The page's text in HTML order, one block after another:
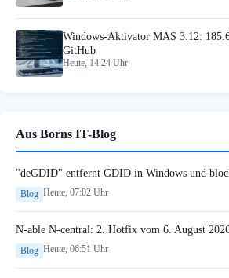
Windows-Aktivator MAS 3.12:
GitHub
Heute, 14:24 Uhr
Aus Borns IT-Blog
"deGDID" entfernt GDID in Windows und
Blog Heute, 07:02 Uhr
N-able N-central: 2. Hotfix vom 6. August
Blog Heute, 06:51 Uhr